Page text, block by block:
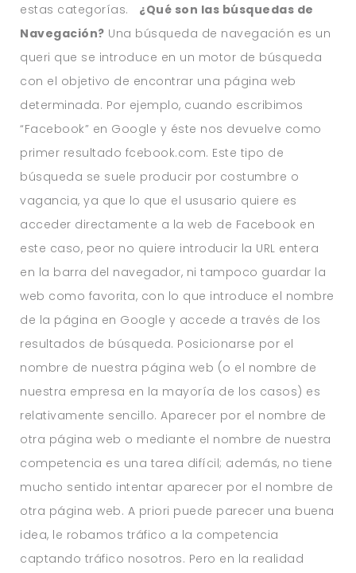
estas categorías.
¿Qué son las búsquedas de
Navegación? Una búsqueda de navegación es un
queri que se introduce en un motor de búsqueda
con el objetivo de encontrar una página web
determinada. Por ejemplo, cuando escribimos
“Facebook” en Google y éste nos devuelve como
primer resultado fcebook.com. Este tipo de
búsqueda se suele producir por costumbre o
vagancia, ya que lo que el ususario quiere es
acceder directamente a la web de Facebook en
este caso, peor no quiere introducir la URL entera
en la barra del navegador, ni tampoco guardar la
web como favorita, con lo que introduce el nombre
de la página en Google y accede a través de los
resultados de búsqueda. Posicionarse por el
nombre de nuestra página web (o el nombre de
nuestra empresa en la mayoría de los casos) es
relativamente sencillo. Aparecer por el nombre de
otra página web o mediante el nombre de nuestra
competencia es una tarea difícil; además, no tiene
mucho sentido intentar aparecer por el nombre de
otra página web. A priori puede parecer una buena
idea, le robamos tráfico a la competencia
captando tráfico nosotros. Pero en la realidad